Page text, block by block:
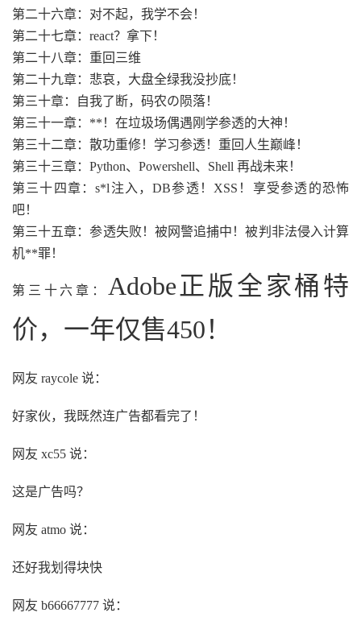
第二十六章：对不起，我学不会！
第二十七章：react？拿下！
第二十八章：重回三维
第二十九章：悲哀，大盘全绿我没抄底！
第三十章：自我了断，码农の陨落！
第三十一章：**！在垃圾场偶遇刚学参透的大神！
第三十二章：散功重修！学习参透！重回人生巅峰！
第三十三章：Python、Powershell、Shell 再战未来！
第三十四章：s*l注入，DB参透！XSS！享受参透的恐怖
吧！
第三十五章：参透失败！被网警追捕中！被判非法侵入计算
机**罪！
第三十六章：
Adobe正版全家桶特
价，一年仅售450！
网友 raycole 说：
好家伙，我既然连广告都看完了！
网友 xc55 说：
这是广告吗？
网友 atmo 说：
还好我划得块快
网友 b66667777 说：